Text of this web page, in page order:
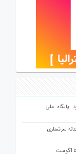
پایگاه ملی
سرشماری